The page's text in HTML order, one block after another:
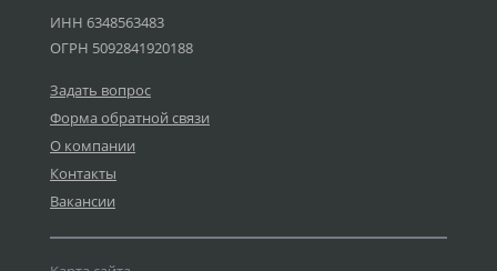
ИНН 6348563483
ОГРН 5092841920188
Задать вопрос
Форма обратной связи
О компании
Контакты
Вакансии